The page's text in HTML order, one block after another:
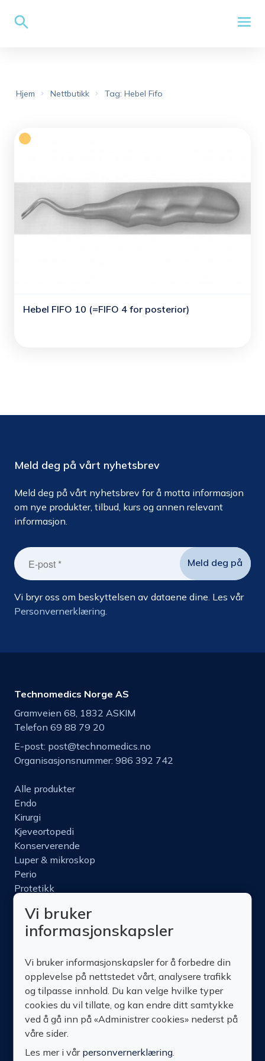
Hjem Nettbutikk Tag: Hebel Fifo
Hebel FIFO 10 (=FIFO 4 for posterior)
Meld deg på vårt nyhetsbrev
Meld deg på vårt nyhetsbrev for å motta informasjon
om nye produkter, tilbud, kurs og annen relevant
informasjon.
Vi bryr oss om beskyttelsen av dataene dine. Les vår
Personvernerklæring.
Technomedics Norge AS
Gramveien 68, 1832 ASKIM
Telefon 69 88 79 20
E-post: post@technomedics.no
Organisasjonsnummer: 986 392 742
Alle produkter
Endo
Kirurgi
Kjeveortopedi
Konserverende
Luper & mikroskop
Perio
Protetikk
Nettbutikk
Om oss
Kontakt oss
Vi bruker
informasjonskapsler
Vi bruker informasjonskapsler for å forbedre din
opplevelse på nettstedet vårt, analysere trafikk
og tilpasse innhold. Du kan velge hvilke typer
cookies du vil tillate, og kan endre ditt samtykke
ved å gå inn på «Administrer cookies» nederst på
våre sider.
Les mer i vår personvernerklæring.